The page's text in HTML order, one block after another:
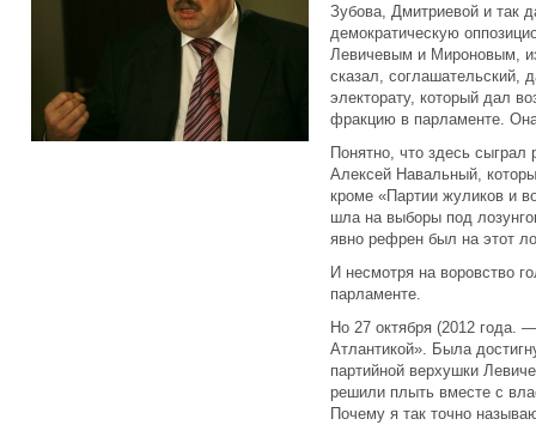
Зубова, Дмитриевой и так
демократическую
Левичевым и Мироновым,
сказал, соглашательский,
электорату, который дал
фракцию в парламенте.
Понятно, что здесь сыграл
Алексей Навальный,
кроме «Партии жуликов и
шла на выборы под
явно рефрен был на этот
И несмотря на воровство
парламенте.
Но 27 октября (2012 года.
Атлантикой». Была
партийной верхушки
решили плыть вместе с
Почему я так точно